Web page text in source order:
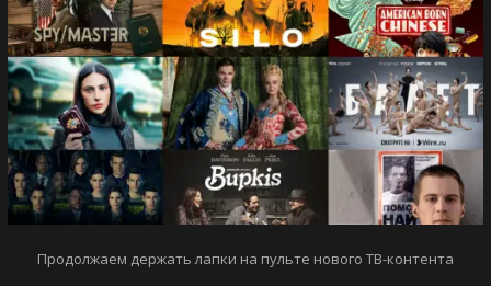
Продолжаем держать лапки на пульте нового ТВ-контента